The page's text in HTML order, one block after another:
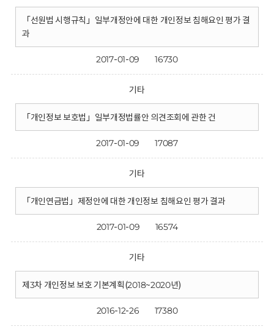
「선원법 시행규칙」일부개정안에 대한 개인정보 침해요인 평가 결
과
2017-01-09 16730
기타
「개인정보 보호법」일부개정법률안 의견조회에 관한 건
2017-01-09 17087
기타
「개인연금법」제정안에 대한 개인정보 침해요인 평가 결과
2017-01-09 16574
기타
제3차 개인정보 보호 기본계획(2018~2020년)
2016-12-26 17380